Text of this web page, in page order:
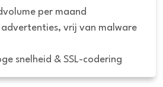
per maand
advertenties, vrij van malware
snelheid & SSL-codering